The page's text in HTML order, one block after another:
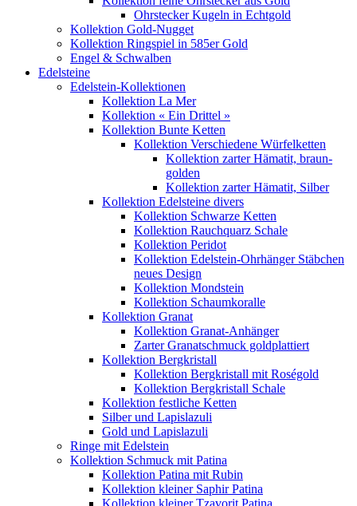
Ohrstecker Kugeln in Echtgold
Kollektion Gold-Nugget
Kollektion Ringspiel in 585er Gold
Engel & Schwalben
Edelsteine
Edelstein-Kollektionen
Kollektion La Mer
Kollektion « Ein Drittel »
Kollektion Bunte Ketten
Kollektion Verschiedene Würfelketten
Kollektion zarter Hämatit, braun-
golden
Kollektion zarter Hämatit, Silber
Kollektion Edelsteine divers
Kollektion Schwarze Ketten
Kollektion Rauchquarz Schale
Kollektion Peridot
Kollektion Edelstein-Ohrhänger Stäbchen
neues Design
Kollektion Mondstein
Kollektion Schaumkoralle
Kollektion Granat
Kollektion Granat-Anhänger
Zarter Granatschmuck goldplattiert
Kollektion Bergkristall
Kollektion Bergkristall mit Roségold
Kollektion Bergkristall Schale
Kollektion festliche Ketten
Silber und Lapislazuli
Gold und Lapislazuli
Ringe mit Edelstein
Kollektion Schmuck mit Patina
Kollektion Patina mit Rubin
Kollektion kleiner Saphir Patina
Kollektion kleiner Tzavorit Patina